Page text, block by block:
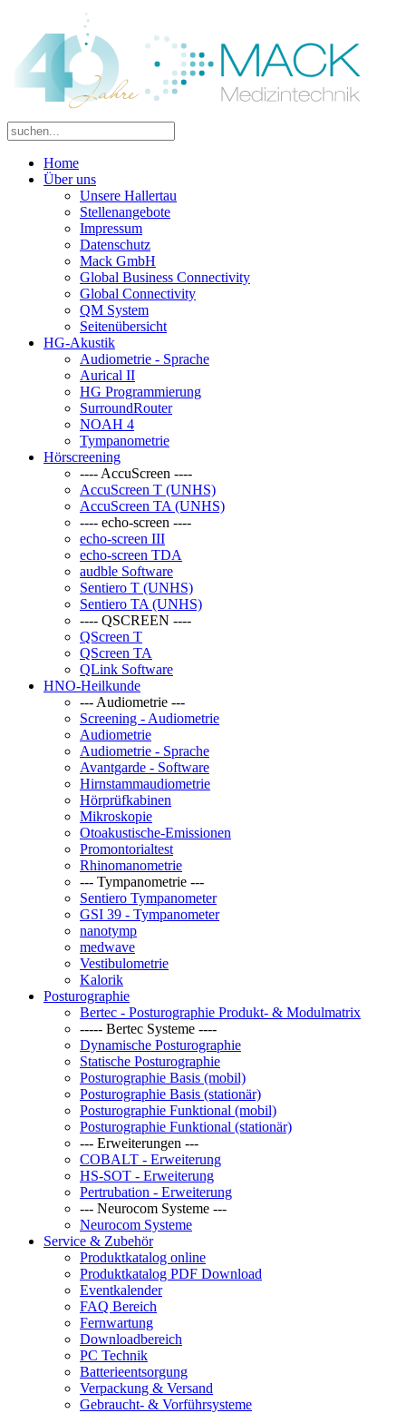
Home
Über uns
Unsere Hallertau
Stellenangebote
Impressum
Datenschutz
Mack GmbH
Global Business Connectivity
Global Connectivity
QM System
Seitenübersicht
HG-Akustik
Audiometrie - Sprache
Aurical II
HG Programmierung
SurroundRouter
NOAH 4
Tympanometrie
Hörscreening
---- AccuScreen ----
AccuScreen T (UNHS)
AccuScreen TA (UNHS)
---- echo-screen ----
echo-screen III
echo-screen TDA
audble Software
Sentiero T (UNHS)
Sentiero TA (UNHS)
---- QSCREEN ----
QScreen T
QScreen TA
QLink Software
HNO-Heilkunde
--- Audiometrie ---
Screening - Audiometrie
Audiometrie
Audiometrie - Sprache
Avantgarde - Software
Hirnstammaudiometrie
Hörprüfkabinen
Mikroskopie
Otoakustische-Emissionen
Promontorialtest
Rhinomanometrie
--- Tympanometrie ---
Sentiero Tympanometer
GSI 39 - Tympanometer
nanotymp
medwave
Vestibulometrie
Kalorik
Posturographie
Bertec - Posturographie Produkt- & Modulmatrix
----- Bertec Systeme ----
Dynamische Posturographie
Statische Posturographie
Posturographie Basis (mobil)
Posturographie Basis (stationär)
Posturographie Funktional (mobil)
Posturographie Funktional (stationär)
--- Erweiterungen ---
COBALT - Erweiterung
HS-SOT - Erweiterung
Pertrubation - Erweiterung
--- Neurocom Systeme ---
Neurocom Systeme
Service & Zubehör
Produktkatalog online
Produktkatalog PDF Download
Eventkalender
FAQ Bereich
Fernwartung
Downloadbereich
PC Technik
Batterieentsorgung
Verpackung & Versand
Gebraucht- & Vorführsysteme